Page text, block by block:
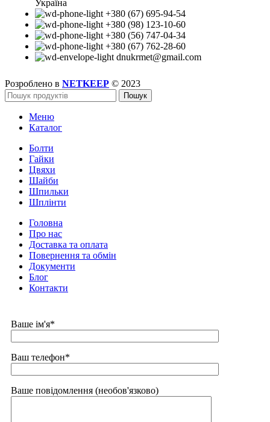
Україна
+380 (67) 695-94-54
+380 (98) 123-10-60
+380 (56) 747-04-34
+380 (67) 762-28-60
dnukrmet@gmail.com
Розроблено в NETKEEP © 2023
Пошук
Меню
Каталог
Болти
Гайки
Цвяхи
Шайби
Шпильки
Шплінти
Головна
Про нас
Доставка та оплата
Повернення та обмін
Документи
Блог
Контакти
Ваше ім'я*
Ваш телефон*
Ваше повідомлення (необов'язково)